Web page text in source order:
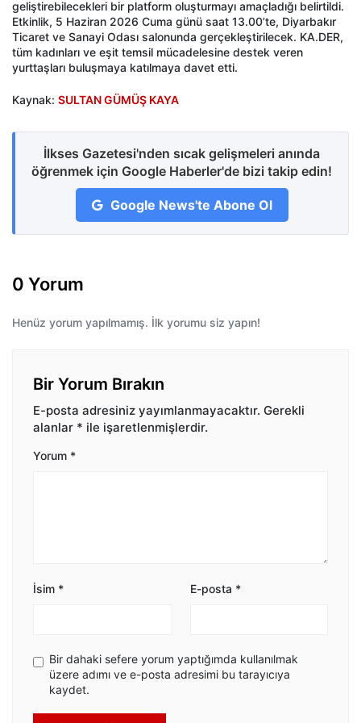
geliştirebilecekleri bir platform oluşturmayı amaçladığı belirtildi.
Etkinlik, 5 Haziran 2026 Cuma günü saat 13.00’te, Diyarbakır
Ticaret ve Sanayi Odası salonunda gerçekleştirilecek. KA.DER,
tüm kadınları ve eşit temsil mücadelesine destek veren
yurttaşları buluşmaya katılmaya davet etti.
Kaynak: SULTAN GÜMÜŞ KAYA
İlkses Gazetesi'nden sıcak gelişmeleri anında
öğrenmek için Google Haberler'de bizi takip edin!
Google News'te Abone Ol
0 Yorum
Henüz yorum yapılmamış. İlk yorumu siz yapın!
Bir Yorum Bırakın
E-posta adresiniz yayımlanmayacaktır. Gerekli
alanlar * ile işaretlenmişlerdir.
Yorum *
İsim * E-posta *
Bir dahaki sefere yorum yaptığımda kullanılmak
üzere adımı ve e-posta adresimi bu tarayıcıya
kaydet.